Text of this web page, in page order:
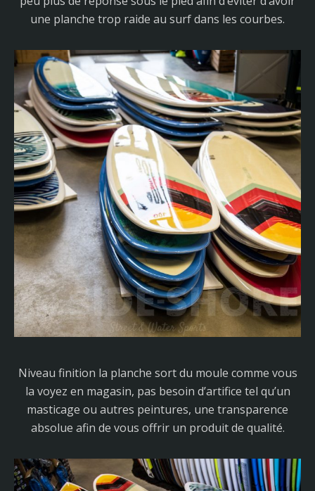
une planche trop raide au surf dans les courbes.
Niveau finition la planche sort du moule comme vous
la voyez en magasin, pas besoin d’artifice tel qu’un
masticage ou autres peintures, une transparence
absolue afin de vous offrir un produit de qualité.